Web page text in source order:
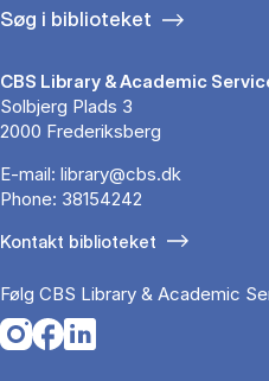
Søg i biblioteket
CBS Library & Academic
Solbjerg Plads 3
2000 Frederiksberg
E-mail: library@cbs.dk
Phone: 38154242
Kontakt biblioteket
Følg CBS Library & Academic
Opens in a new tab
Opens in a new tab
Opens in a new tab